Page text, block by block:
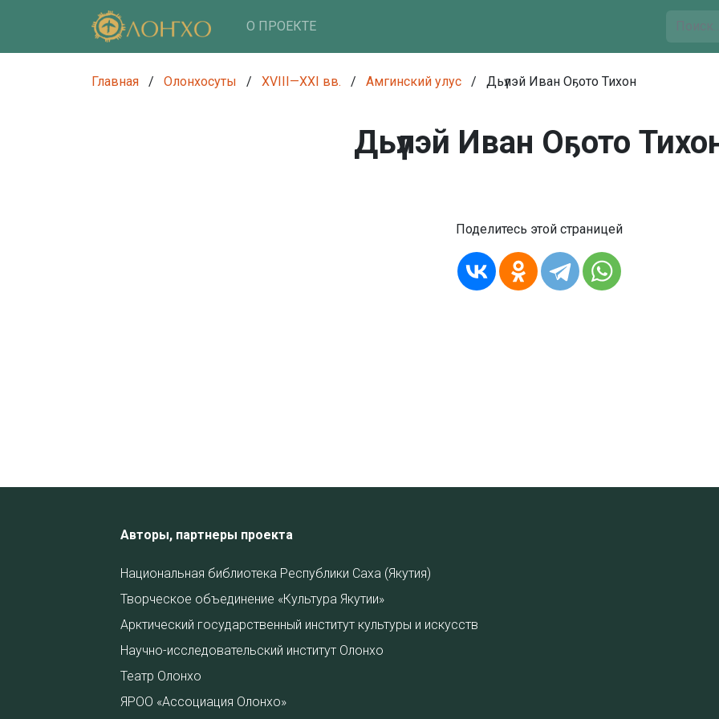
О ПРОЕКТЕ
Главная / Олонхосуты / XVIII—XXI вв. / Амгинский улус / Дьүлэй Иван Оҕото Тихон
Дьүлэй Иван Оҕото
Поделитесь этой страницей
Авторы, партнеры проекта
Национальная библиотека Республики Саха (Якутия)
Творческое объединение «Культура Якутии»
Арктический государственный институт культуры и искусств
Научно-исследовательский институт Олонхо
Театр Олонхо
ЯРОО «Ассоциация Олонхо»